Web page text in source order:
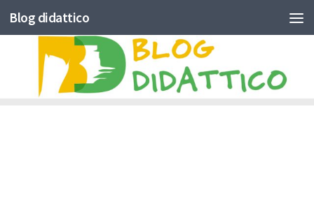
Skip to content
Blog didattico